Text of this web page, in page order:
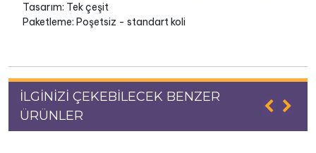
Tasarım: Tek çeşit
Paketleme: Poşetsiz - standart koli
İLGİNİZİ ÇEKEBİLECEK BENZER
ÜRÜNLER